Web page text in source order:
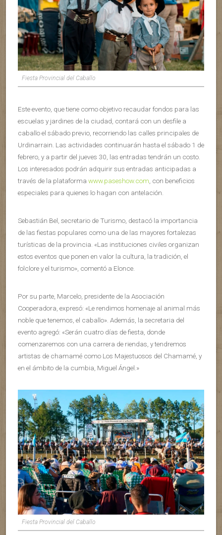
Fiesta Provincial del Caballo
Este evento, que tiene como objetivo recaudar fondos para las
escuelas y jardines de la ciudad, contará con un desfile a
caballo el sábado previo, recorriendo las calles principales de
Urdinarrain. Las actividades continuarán hasta el sábado 1 de
febrero, y a partir del jueves 30, las entradas tendrán un costo.
Los interesados podrán adquirir sus entradas anticipadas a
través de la plataforma www.paseshow.com, con beneficios
especiales para quienes lo hagan con antelación.
Sebastián Bel, secretario de Turismo, destacó la importancia
de las fiestas populares como una de las mayores fortalezas
turísticas de la provincia. «Las instituciones civiles organizan
estos eventos que ponen en valor la cultura, la tradición, el
folclore y el turismo», comentó a Elonce.
Por su parte, Marcelo, presidente de la Asociación
Cooperadora, expresó: «Le rendimos homenaje al animal más
noble que tenemos, el caballo». Además, la secretaria del
evento agregó: «Serán cuatro días de fiesta, donde
comenzaremos con una carrera de riendas, y tendremos
artistas de chamamé como Los Majestuosos del Chamamé, y
en el ámbito de la cumbia, Miguel Ángel.»
Fiesta Provincial del Caballo